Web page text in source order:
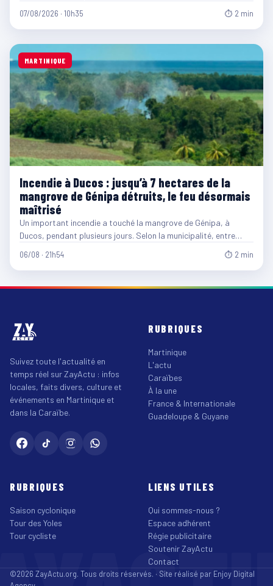
07/08/2026 · 10h35 ⏱ 2 min
MARTINIQUE
Incendie à Ducos : jusqu’à 7 hectares de la
mangrove de Génipa détruits, le feu désormais
maîtrisé
Un important incendie a touché la mangrove de Génipa, à
Ducos, pendant plusieurs jours. Selon la municipalité, entre…
06/08 · 21h54 ⏱ 2 min
Suivez toute l'actualité en
temps réel sur ZayActu : infos
locales, faits divers, culture et
événements en Martinique et
dans la Caraïbe.
RUBRIQUES
Martinique
L'actu
Caraïbes
À la une
France & Internationale
Guadeloupe & Guyane
RUBRIQUES
Saison cyclonique
Tour des Yoles
Tour cycliste
LIENS UTILES
Qui sommes-nous ?
Espace adhérent
Régie publicitaire
Soutenir ZayActu
Contact
©2026 ZayActu.org. Tous droits réservés. · Site réalisé par Enjoy Digital